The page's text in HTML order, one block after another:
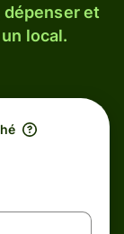
et
local.